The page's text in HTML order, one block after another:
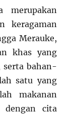
merupakan
keragaman
Merauke,
khas yang
serta bahan-
satu yang
makanan
dengan cita